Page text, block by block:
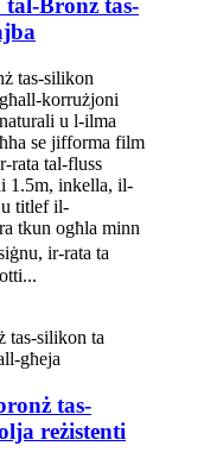
tal-Bronż tas-
tas-silikon
korrużjoni
u l-ilma
se jifforma film
rata tal-fluss
1.5m, inkella, il-
titlef il-
tkun ogħla minn
ir-rata ta
tas-
reżistenti